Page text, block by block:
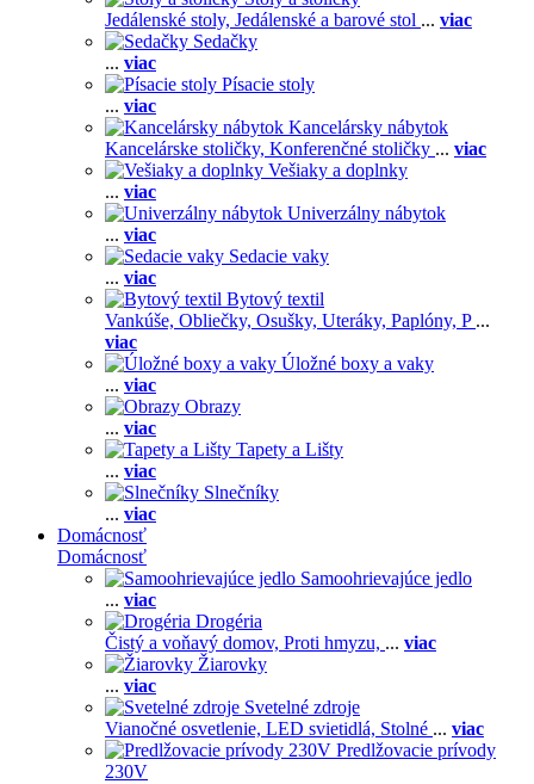
Jedálenské stoly, Jedálenské a barové stol ... viac
Sedačky
... viac
Písacie stoly
... viac
Kancelársky nábytok
Kancelárske stoličky, Konferenčné stoličky ... viac
Vešiaky a doplnky
... viac
Univerzálny nábytok
... viac
Sedacie vaky
... viac
Bytový textil
Vankúše, Obliečky, Osušky, Uteráky, Paplóny, P ...
viac
Úložné boxy a vaky
... viac
Obrazy
... viac
Tapety a Lišty
... viac
Slnečníky
... viac
Domácnosť
Domácnosť
Samoohrievajúce jedlo
... viac
Drogéria
Čistý a voňavý domov, Proti hmyzu, ... viac
Žiarovky
... viac
Svetelné zdroje
Vianočné osvetlenie, LED svietidlá, Stolné ... viac
Predlžovacie prívody
230V